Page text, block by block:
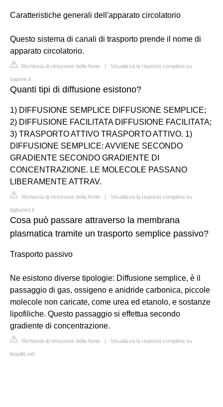
Caratteristiche generali dell'apparato circolatorio
Questo sistema di canali di trasporto prende il nome di
apparato circolatorio.
Richiesta di rimozione della fonte | Visualizza la risposta completa su
sapere.it
Quanti tipi di diffusione esistono?
1) DIFFUSIONE SEMPLICE DIFFUSIONE SEMPLICE;
2) DIFFUSIONE FACILITATA DIFFUSIONE FACILITATA;
3) TRASPORTO ATTIVO TRASPORTO ATTIVO. 1)
DIFFUSIONE SEMPLICE: AVVIENE SECONDO
GRADIENTE SECONDO GRADIENTE DI
CONCENTRAZIONE. LE MOLECOLE PASSANO
LIBERAMENTE ATTRAV.
Richiesta di rimozione della fonte | Visualizza la risposta completa su
bgbunict.it
Cosa può passare attraverso la membrana
plasmatica tramite un trasporto semplice passivo?
Trasporto passivo
Ne esistono diverse tipologie: Diffusione semplice, è il
passaggio di gas, ossigeno e anidride carbonica, piccole
molecole non caricate, come urea ed etanolo, e sostanze
lipofiliche. Questo passaggio si effettua secondo
gradiente di concentrazione.
Richiesta di rimozione della fonte | Visualizza la risposta completa su
biopills.net